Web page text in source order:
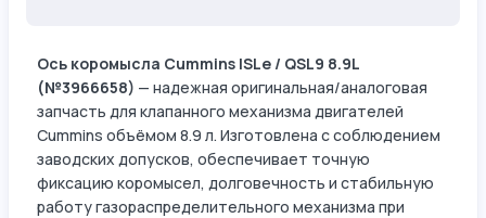
Ось коромысла Cummins ISLe / QSL9 8.9L
(№3966658) — надежная оригинальная/аналоговая
запчасть для клапанного механизма двигателей
Cummins объёмом 8.9 л. Изготовлена с соблюдением
заводских допусков, обеспечивает точную
фиксацию коромысел, долговечность и стабильную
работу газораспределительного механизма при